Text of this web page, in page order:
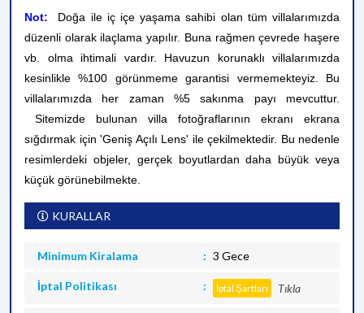
Not:
Doğa ile iç içe yaşama sahibi olan tüm villalarımızda
düzenli olarak ilaçlama yapılır. Buna rağmen çevrede haşere
vb. olma ihtimali vardır. Havuzun korunaklı villalarımızda
kesinlikle %100 görünmeme garantisi vermemekteyiz. Bu
villalarımızda her zaman %5 sakınma payı mevcuttur.
Sitemizde bulunan villa fotoğraflarının ekranı ekrana
sığdırmak için 'Geniş Açılı Lens' ile çekilmektedir. Bu nedenle
resimlerdeki objeler, gerçek boyutlardan daha büyük veya
küçük görünebilmekte.
KURALLAR
Minimum Kiralama 3 Gece
İptal Politikası İptal Şartları Tıkla